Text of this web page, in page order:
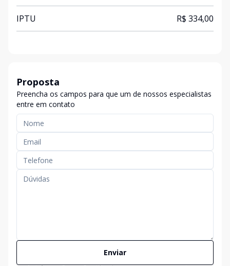
IPTU R$ 334,00
Proposta
Preencha os campos para que um de nossos especialistas
entre em contato
Enviar